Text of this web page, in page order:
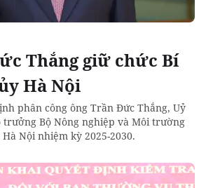
Thắng giữ chức Bí
Hà Nội
phân công ông Trần Đức Thắng, Uỷ
trưởng Bộ Nông nghiệp và Môi trường
Nội nhiệm kỳ 2025-2030.